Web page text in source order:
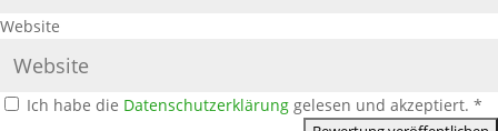
Website
Ich habe die Datenschutzerklärung gelesen und akzeptiert. *